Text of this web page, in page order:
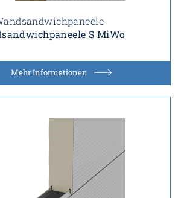
S MiWo
Mehr Informationen